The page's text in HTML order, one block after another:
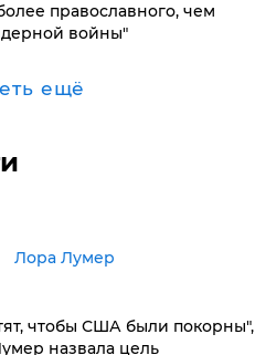
православного, чем
войны"
ещё
​Лора Лумер
чтобы США были покорны",
назвала цель